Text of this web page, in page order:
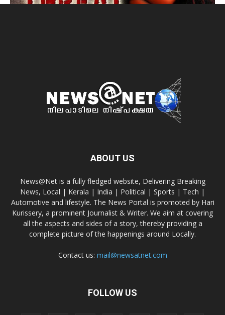
ABOUT US
News@Net is a fully fledged website, Delivering Breaking
News, Local | Kerala | India | Political | Sports | Tech |
Automotive and lifestyle. The News Portal is promoted by Hari
Kurissery, a prominent Journalist & Writer. We aim at covering
all the aspects and sides of a story, thereby providing a
complete picture of the happenings around Locally.
Contact us: mail@newsatnet.com
FOLLOW US